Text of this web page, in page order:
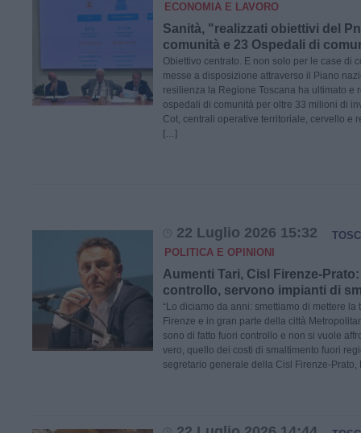
ECONOMIA E LAVORO
Sanità, "realizzati obiettivi del
comunità e 23 Ospedali di
Obiettivo centrato. E non solo per le case di
messe a disposizione attraverso il Piano
resilienza la Regione Toscana ha ultimato e
ospedali di comunità per oltre 33 milioni di
Cot, centrali operative territoriale, cervello e
[…]
22 Luglio 2026 15:32
POLITICA E OPINIONI
Aumenti Tari, Cisl Firenze-
controllo, servono impianti di
“Lo diciamo da anni: smettiamo di mettere la
Firenze e in gran parte della città
sono di fatto fuori controllo e non si vuole
vero, quello dei costi di smaltimento fuori
segretario generale della Cisl Firenze-